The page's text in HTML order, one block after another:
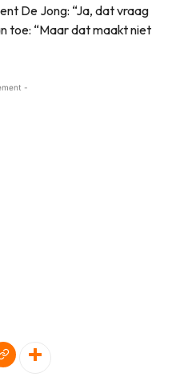
De Jong: “Ja, dat vraag
toe: “Maar dat maakt niet
-